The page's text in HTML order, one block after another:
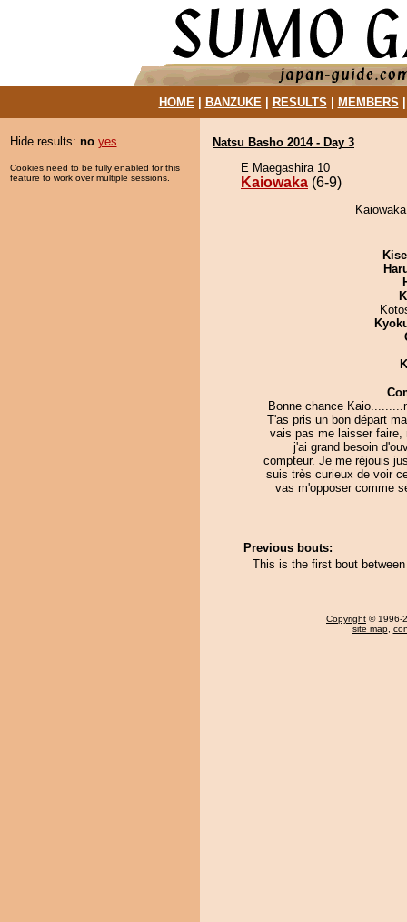
HOME| BANZUKE| RESULTS MEMBERS
Hide results: no yes
Cookies need to be fully enabled for this
feature to work over multiple sessions.
Natsu Basho 2014 - Day 3
E Maegashira 10
Kaiowaka (6-9)
Bonne chance
T'as pris un bon départ
vais pas me laisser faire,
j'ai grand besoin
compteur. Je me réjouis
suis très curieux de voir
vas m'opposer comme
Previous bouts:
This is the first bout
Copyright © 1996-
site map,